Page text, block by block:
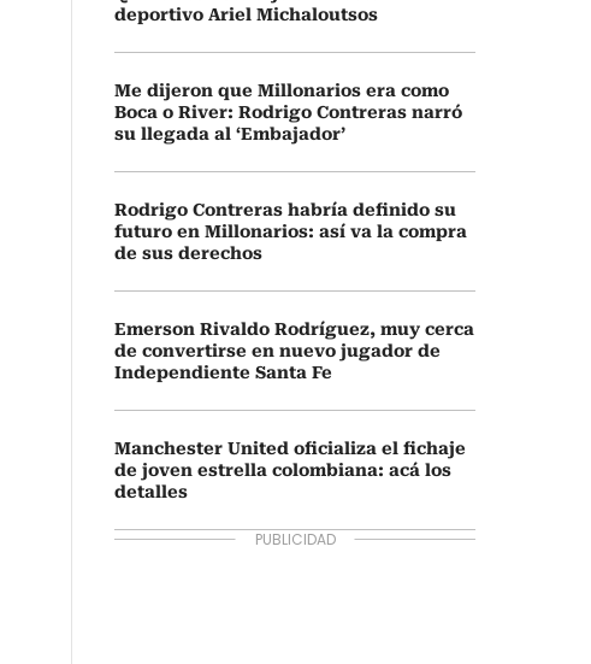
deportivo Ariel Michaloutsos
Me dijeron que Millonarios era como
Boca o River: Rodrigo Contreras narró
su llegada al ‘Embajador’
Rodrigo Contreras habría definido su
futuro en Millonarios: así va la compra
de sus derechos
Emerson Rivaldo Rodríguez, muy cerca
de convertirse en nuevo jugador de
Independiente Santa Fe
Manchester United oficializa el fichaje
de joven estrella colombiana: acá los
detalles